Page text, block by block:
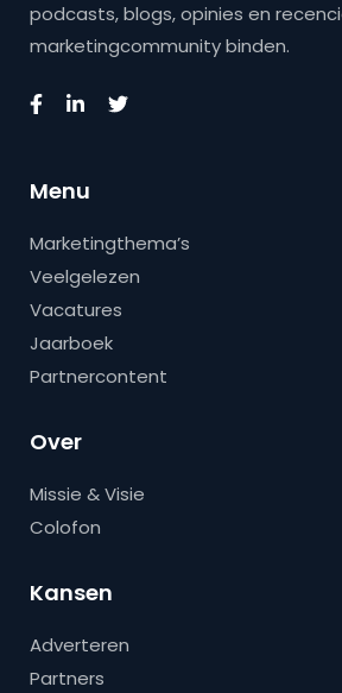
podcasts, blogs, opinies en
marketingcommunity binden.
Menu
Marketingthema’s
Veelgelezen
Vacatures
Jaarboek
Partnercontent
Over
Missie & Visie
Colofon
Kansen
Adverteren
Partners